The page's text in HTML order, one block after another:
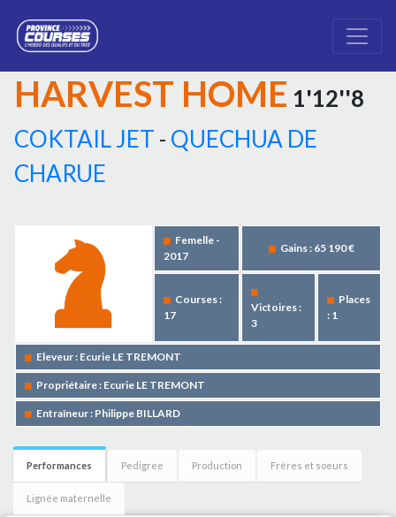
HARVEST HOME 1'12''8
COKTAIL JET - QUECHUA DE
CHARUE
Femelle -
2017
Gains : 65 190 €
Courses :
17
Victoires :
3
Places
: 1
Eleveur : Ecurie LE TREMONT
Propriétaire : Ecurie LE TREMONT
Entraîneur : Philippe BILLARD
Performances Pedigree Production Frères et soeurs
Lignée maternelle